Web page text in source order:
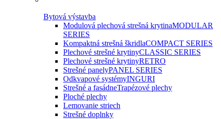
Bytová výstavba
Modulová plechová strešná krytinaMODULAR
SERIES
Kompaktná strešná škridlaCOMPACT SERIES
Plechové strešné krytinyCLASSIC SERIES
Plechové strešné krytinyRETRO
Strešné panelyPANEL SERIES
Odkvapové systémyINGURI
Strešné a fasádneTrapézové plechy
Ploché plechy
Lemovanie striech
Strešné doplnky